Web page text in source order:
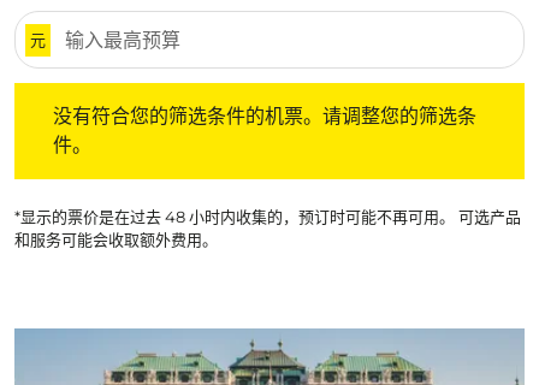
元
没有符合您的筛选条件的机票。请调整您的筛选条
件。
*显示的票价是在过去 48 小时内收集的，预订时可能不再可用。 可选产品
和服务可能会收取额外费用。